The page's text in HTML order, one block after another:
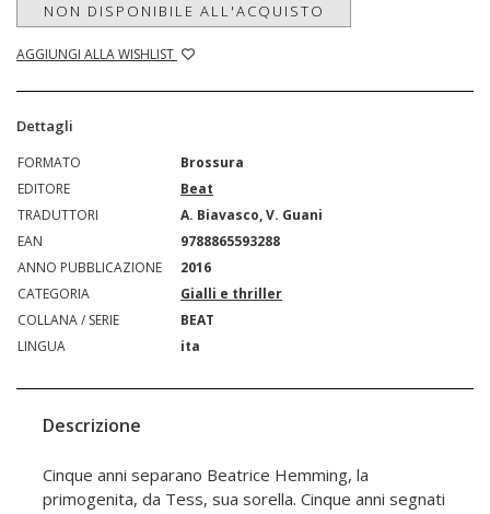
NON DISPONIBILE ALL'ACQUISTO
AGGIUNGI ALLA WISHLIST
Dettagli
FORMATO
Brossura
EDITORE
Beat
TRADUTTORI
A. Biavasco, V. Guani
EAN
9788865593288
ANNO PUBBLICAZIONE
2016
CATEGORIA
Gialli e thriller
COLLANA / SERIE
BEAT
LINGUA
ita
Descrizione
Cinque anni separano Beatrice Hemming, la
primogenita, da Tess, sua sorella. Cinque anni segnati